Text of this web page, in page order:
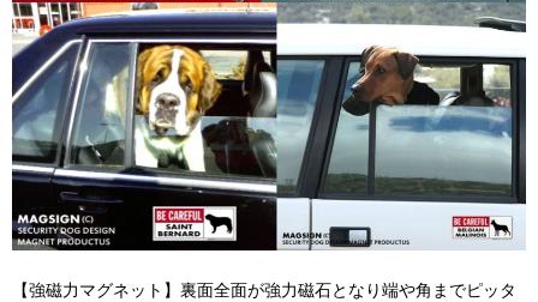
【強磁力マグネット】裏面全面が強力磁石となり端や角までピッタ